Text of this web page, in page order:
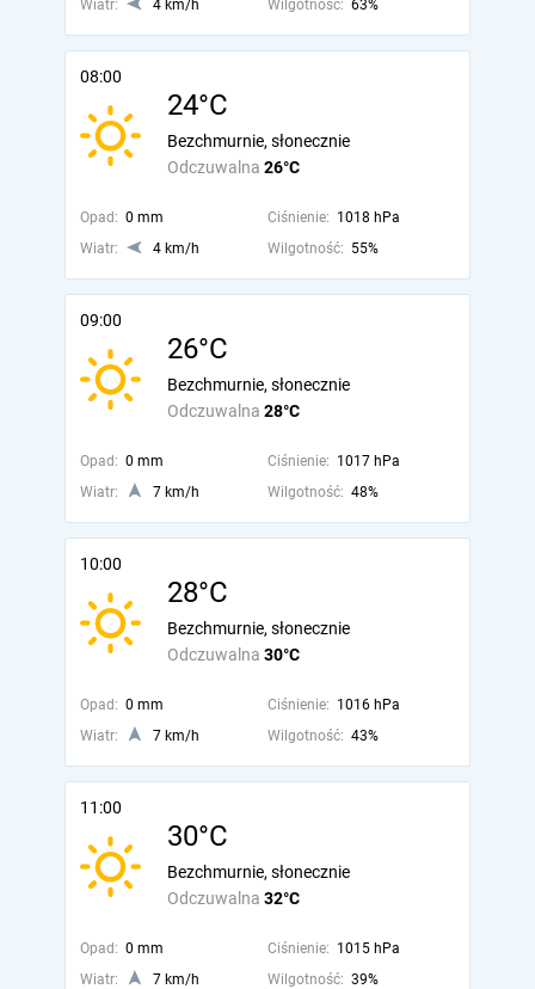
Wiatr: 4 km/h Wilgotność: 63%
08:00
24°C
Odczuwalna 26°C
Bezchmurnie, słonecznie
Opad: 0 mm Ciśnienie: 1018 hPa
Wiatr:
4 km/h Wilgotność: 55%
09:00
26°C
Odczuwalna 28°C
Bezchmurnie, słonecznie
Opad: 0 mm Ciśnienie: 1017 hPa
Wiatr:
7 km/h Wilgotność: 48%
10:00
28°C
Odczuwalna 30°C
Bezchmurnie, słonecznie
Opad: 0 mm Ciśnienie: 1016 hPa
Wiatr:
7 km/h Wilgotność: 43%
11:00
30°C
Odczuwalna 32°C
Bezchmurnie, słonecznie
Opad: 0 mm Ciśnienie: 1015 hPa
Wiatr:
7 km/h Wilgotność: 39%